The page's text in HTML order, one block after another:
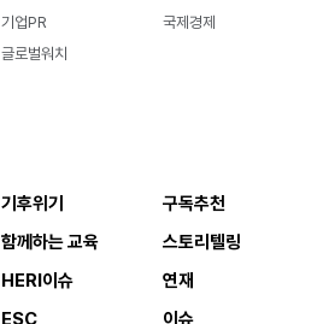
기업PR
글로벌워치
국제경제
기후위기
함께하는 교육
HERI이슈
ESC
구독추천
스토리텔링
연재
이슈